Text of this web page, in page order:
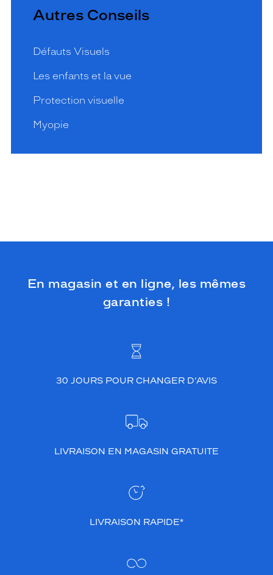
Autres Conseils
Défauts Visuels
Les enfants et la vue
Protection visuelle
Myopie
En magasin et en ligne, les mêmes
garanties !
30 JOURS POUR CHANGER D’AVIS
LIVRAISON EN MAGASIN GRATUITE
LIVRAISON RAPIDE*